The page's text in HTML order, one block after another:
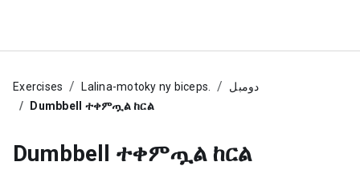
Exercises Lalina-motoky ny biceps.
دومبل
Dumbbell ተቀምጧል ከርል
Dumbbell ተቀምጧል ከርል